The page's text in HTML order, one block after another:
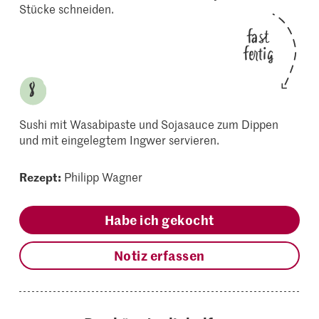
Stücke schneiden.
fast
fertig
Sushi mit Wasabipaste und Sojasauce zum Dippen
und mit eingelegtem Ingwer servieren.
Rezept: Philipp Wagner
Habe ich gekocht
Notiz erfassen